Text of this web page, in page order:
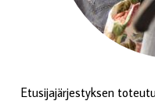
Etusijajärjestyksen